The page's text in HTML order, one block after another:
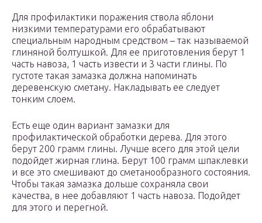
Для профилактики поражения ствола яблони
низкими температурами его обрабатывают
специальным народным средством – так называемой
глиняной болтушкой. Для ее приготовления берут 1
часть навоза, 1 часть извести и 3 части глины. По
густоте такая замазка должна напоминать
деревенскую сметану. Накладывать ее следует
тонким слоем.
Есть еще один вариант замазки для
профилактической обработки дерева. Для этого
берут 200 грамм глины. Лучше всего для этой цели
подойдет жирная глина. Берут 100 грамм шпаклевки
и все это смешивают до сметанообразного состояния.
Чтобы такая замазка дольше сохраняла свои
качества, в нее добавляют 1 часть навоза. Подойдет
для этого и перегной.